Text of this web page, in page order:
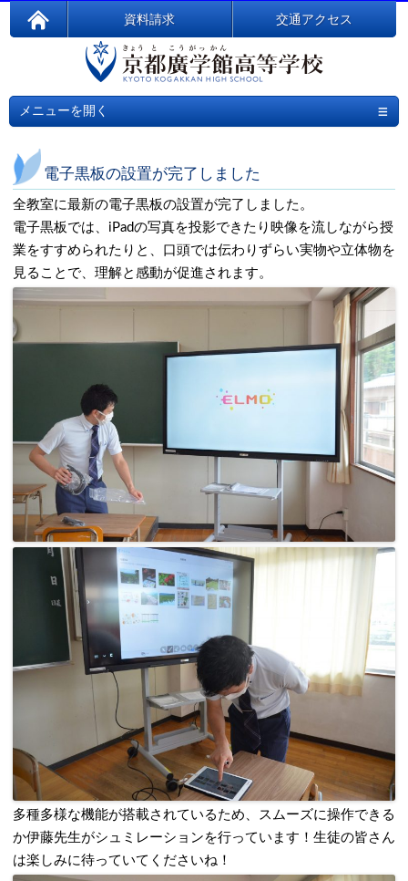
資料請求 交通アクセス
メニューを開く ≡
電子黒板の設置が完了しました
全教室に最新の電子黒板の設置が完了しました。
電子黒板では、iPadの写真を投影できたり映像を流しながら授
業をすすめられたりと、口頭では伝わりずらい実物や立体物を
見ることで、理解と感動が促進されます。
多種多様な機能が搭載されているため、スムーズに操作できる
か伊藤先生がシュミレーションを行っています！生徒の皆さん
は楽しみに待っていてくださいね！